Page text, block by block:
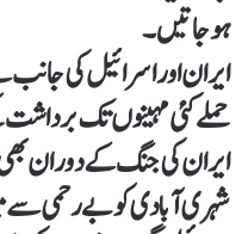
ہوجاتیں۔
ایران اور اسرائیل کی
حملے کئی مہینوں تک
ایران کی جنگ کے دوران
شہری آبادی کو بے رحمی سے